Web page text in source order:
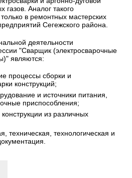
газов. Аналог такого
в ремонтных мастерских
Сегежского района.
деятельности
"Сварщик (электросварочные
являются:
процессы сборки и
конструкций;
и источники питания,
приспособления;
из различных
техническая, технологическая и